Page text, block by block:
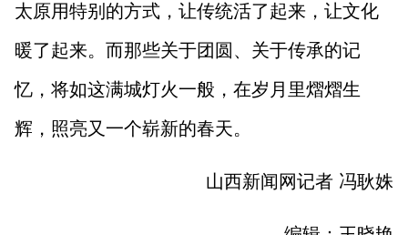
太原用特别的方式，让传统活了起来，让文化
暖了起来。而那些关于团圆、关于传承的记
忆，将如这满城灯火一般，在岁月里熠熠生
辉，照亮又一个崭新的春天。
山西新闻网记者 冯耿姝